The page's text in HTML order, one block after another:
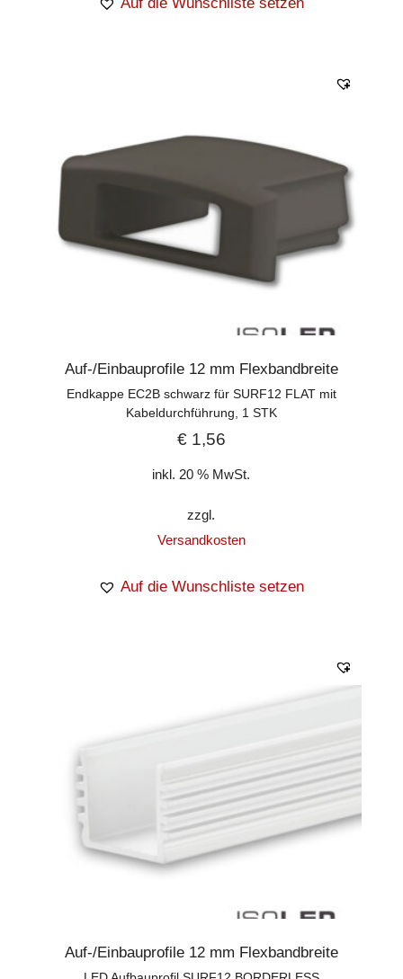
Auf die Wunschliste setzen
Auf-/Einbauprofile 12 mm Flexbandbreite
Endkappe EC2B schwarz für SURF12 FLAT mit
Kabeldurchführung, 1 STK
€1,56
inkl. 20 % MwSt.
zzgl.
Versandkosten
Auf die Wunschliste setzen
Auf-/Einbauprofile 12 mm Flexbandbreite